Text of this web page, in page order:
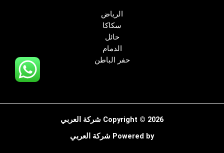
الرياض
سكاكا
حائل
الدمام
حفر الباطن
Copyright © 2026 شركة العربي
Powered by شركة العربي